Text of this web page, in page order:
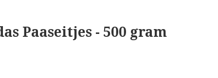
Paaseitjes - 500 gram